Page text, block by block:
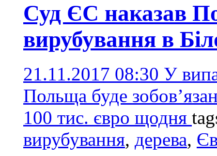
Суд ЄС наказав
вирубування в
21.11.2017 08:30 У
Польща буде
100 тис. євро щодня
вирубування, дерева,